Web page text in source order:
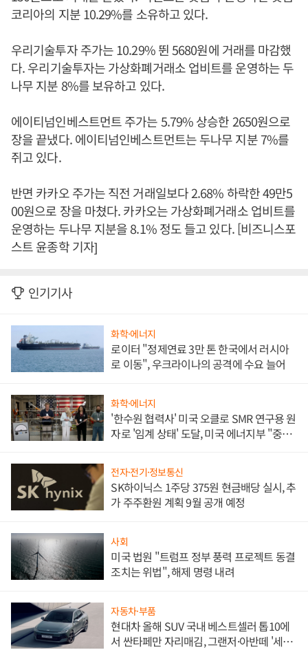
코리아의 지분 10.29%를 소유하고 있다.
우리기술투자 주가는 10.29% 뛴 5680원에 거래를 마감했
다. 우리기술투자는 가상화폐거래소 업비트를 운영하는 두
나무 지분 8%를 보유하고 있다.
에이티넘인베스트먼트 주가는 5.79% 상승한 2650원으로
장을 끝냈다. 에이티넘인베스트먼트는 두나무 지분 7%를
쥐고 있다.
반면 카카오 주가는 직전 거래일보다 2.68% 하락한 49만5
00원으로 장을 마쳤다. 카카오는 가상화폐거래소 업비트를
운영하는 두나무 지분을 8.1% 정도 들고 있다. [비즈니스포
스트 윤종학 기자]
인기기사
화학·에너지
로이터 "정제연료 3만 톤 한국에서 러시아
로 이동", 우크라이나의 공격에 수요 늘어
화학·에너지
'한수원 협력사' 미국 오클로 SMR 연구용 원
자로 '임계 상태' 도달, 미국 에너지부 "중요
전자·전기·정보통신
SK하이닉스 1주당 375원 현금배당 실시, 추
가 주주환원 계획 9월 공개 예정
사회
미국 법원 "트럼프 정부 풍력 프로젝트 동결
조치는 위법", 해제 명령 내려
자동차·부품
현대차 올해 SUV 국내 베스트셀러 톱10에
서 싼타페만 자리매김, 그랜저·아반떼 '세단